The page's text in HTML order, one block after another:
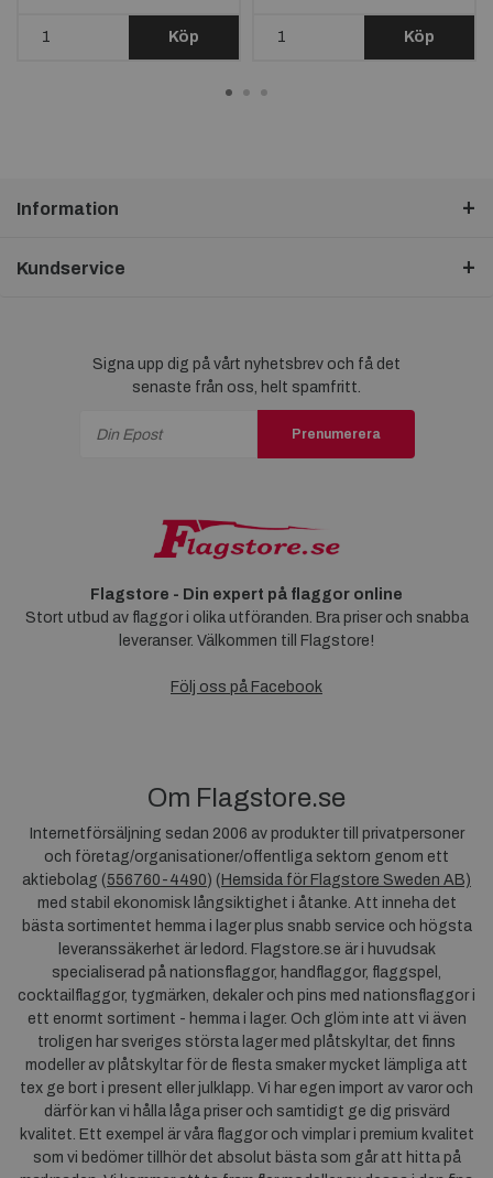
Köp Köp
Information
Kundservice
Signa upp dig på vårt nyhetsbrev och få det
senaste från oss, helt spamfritt.
Prenumerera
Flagstore - Din expert på flaggor online
Stort utbud av flaggor i olika utföranden. Bra priser och snabba
leveranser. Välkommen till Flagstore!
Följ oss på Facebook
Om Flagstore.se
Internetförsäljning sedan 2006 av produkter till privatpersoner
och företag/organisationer/offentliga sektorn genom ett
aktiebolag (556760-4490) ( Hemsida för Flagstore Sweden AB)
med stabil ekonomisk långsiktighet i åtanke. Att inneha det
bästa sortimentet hemma i lager plus snabb service och högsta
leveranssäkerhet är ledord. Flagstore.se är i huvudsak
specialiserad på nationsflaggor, handflaggor, flaggspel,
cocktailflaggor, tygmärken, dekaler och pins med nationsflaggor i
ett enormt sortiment - hemma i lager. Och glöm inte att vi även
troligen har sveriges största lager med plåtskyltar, det finns
modeller av plåtskyltar för de flesta smaker mycket lämpliga att
tex ge bort i present eller julklapp. Vi har egen import av varor och
därför kan vi hålla låga priser och samtidigt ge dig prisvärd
kvalitet. Ett exempel är våra flaggor och vimplar i premium kvalitet
som vi bedömer tillhör det absolut bästa som går att hitta på